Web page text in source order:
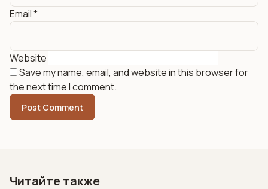
Email*
Website
Save my name, email, and website in this browser for
the next time I comment.
Читайте также